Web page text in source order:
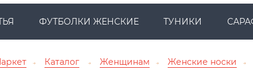
ФУТБОЛКИ ЖЕНСКИЕ ТУНИКИ
→ Каталог → Женщинам → Женские носки →